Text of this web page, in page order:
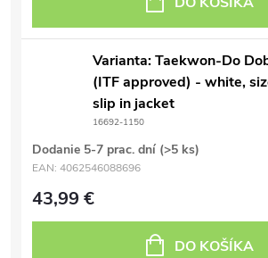
Varianta: Taekwon-Do
(ITF approved) - white,
slip in jacket
16692-1150
Dodanie 5-7 prac. dní (>5 ks)
EAN: 4062546088696
43,99 €
DO KOŠÍKA